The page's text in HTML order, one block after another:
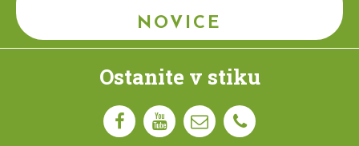
NOVICE
Ostanite v stiku